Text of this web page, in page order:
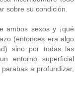
sobre su condición.
ambos sexos y ¡qué
(entonces era algo
sino por todas las
entorno superficial
a profundizar,